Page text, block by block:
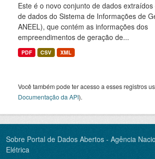
Este é o novo conjunto de dados
de dados do Sistema de Informações de
ANEEL), que contém as informações dos
empreendimentos de geração de...
PDF CSV XML
Você também pode ter acesso a esses registros
Documentação da API).
Sobre Portal de Dados Abertos - Agência
Elétrica